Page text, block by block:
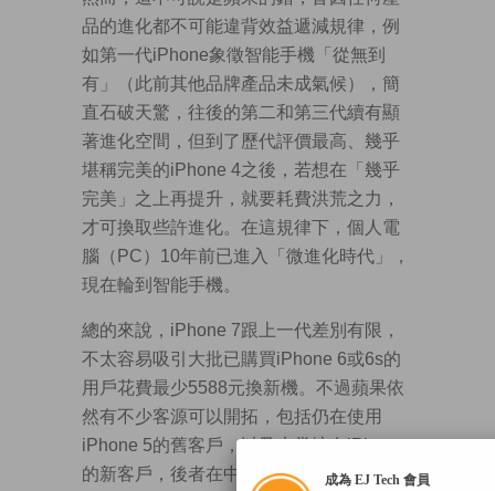
品的進化都不可能違背效益遞減規律，例
如第一代iPhone象徵智能手機「從無到
有」（此前其他品牌產品未成氣候），簡
直石破天驚，往後的第二和第三代續有顯
著進化空間，但到了歷代評價最高、幾乎
堪稱完美的iPhone 4之後，若想在「幾乎
完美」之上再提升，就要耗費洪荒之力，
才可換取些許進化。在這規律下，個人電
腦（PC）10年前已進入「微進化時代」，
現在輪到智能手機。
總的來說，iPhone 7跟上一代差別有限，
不太容易吸引大批已購買iPhone 6或6s的
用戶花費最少5588元換新機。不過蘋果依
然有不少客源可以開拓，包括仍在使用
iPhone 5的舊客戶，以及未嘗擁有iPhone
的新客戶，後者在中國內地、印度等市場
成為 EJ Tech 會員